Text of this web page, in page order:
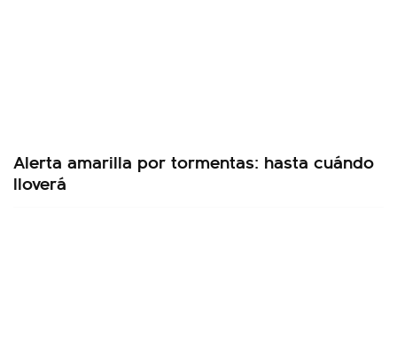
Alerta amarilla por tormentas: hasta cuándo
lloverá